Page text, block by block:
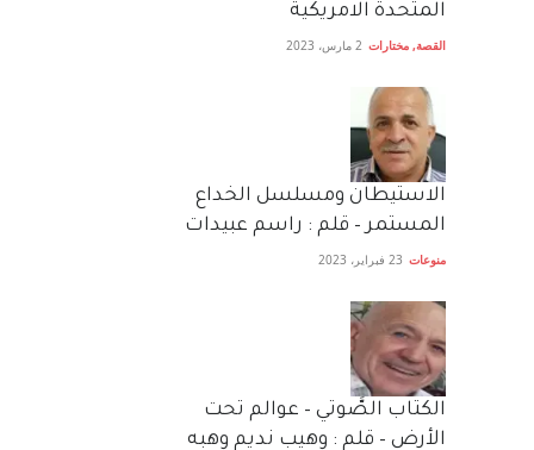
المتحدة الامريكية
القصة, مختارات 2 مارس، 2023
الاستيطان ومسلسل الخداع
المستمر – قلم : راسم عبيدات
منوعات 23 فبراير، 2023
الكتاب الصَّوتي – عوالم تحت
الأرض – قلم : وهيب نديم وهبه